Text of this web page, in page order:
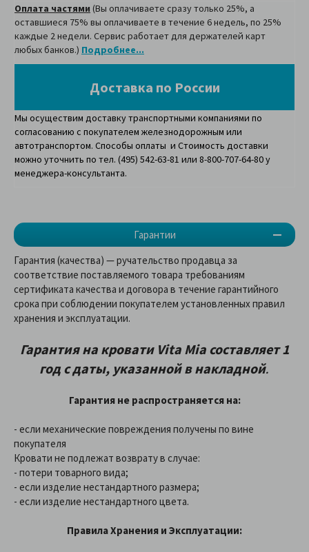
Гарантии
Оплата частями (Вы оплачиваете сразу только 25%, а
оставшиеся 75% вы оплачиваете в течение 6 недель, по 25%
каждые 2 недели. Сервис работает для держателей карт
любых банков.) Подробнее...
Доставка по России
Мы осуществим доставку транспортными компаниями по
согласованию с покупателем железнодорожным или
автотранспортом. Способы оплаты и Стоимость доставки
можно уточнить по тел. (495) 542-63-81 или 8-800-707-64-80 у
менеджера-консультанта.
Гарантия (качества) — ручательство продавца за
соответствие поставляемого товара требованиям
сертификата качества и договора в течение гарантийного
срока при соблюдении покупателем установленных правил
хранения и эксплуатации.
Гарантия на кровати Vita Mia составляет 1
год с даты, указанной в накладной.
Гарантия не распространяется на:
- если механические повреждения получены по вине
покупателя
Кровати не подлежат возврату в случае:
- потери товарного вида;
- если изделие нестандартного размера;
- если изделие нестандартного цвета.
Правила Хранения и Эксплуатации: